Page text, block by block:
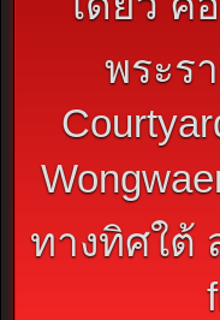
พระร
ทางทิศใต้